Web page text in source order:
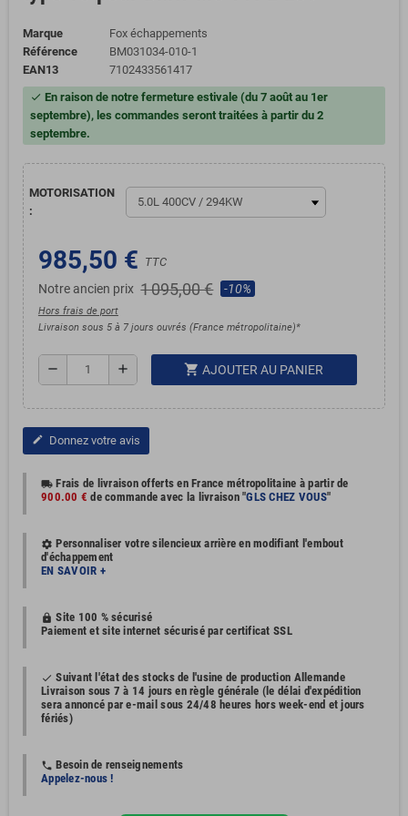
Marque
Fox échappements
Référence
BM031034-010-1
EAN13
7102433561417
check En raison de notre fermeture estivale (du 7 août au 1er
septembre), les commandes seront traitées à partir du 2
septembre.
MOTORISATION
:
985,50 € TTC
Notre ancien prix 1 095,00 € -10%
Hors frais de port
Livraison sous 5 à 7 jours ouvrés (France métropolitaine)*
remove add shopping_cart AJOUTER AU PANIER
edit Donnez votre avis
local_shipping Frais de livraison offerts en France métropolitaine à partir de
900.00 € de commande avec la livraison "GLS CHEZ VOUS"
settings Personnaliser votre silencieux arrière en modifiant l'embout
d'échappement
EN SAVOIR +
https Site 100 % sécurisé
Paiement et site internet sécurisé par certificat SSL
done Suivant l'état des stocks de l'usine de production Allemande
Livraison sous 7 à 14 jours en règle générale (le délai d'expédition
sera annoncé par e-mail sous 24/48 heures hors week-end et jours
fériés)
phone Besoin de renseignements
Appelez-nous !